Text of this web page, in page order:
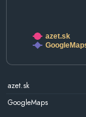
azet.sk
azet.sk
GoogleMaps